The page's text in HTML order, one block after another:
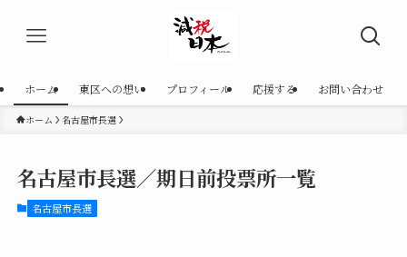
ホーム 東区への想い プロフィール 応援する お問い合わせ
ホーム 名古屋市長選
名古屋市長選／期日前投票所一覧
名古屋市長選